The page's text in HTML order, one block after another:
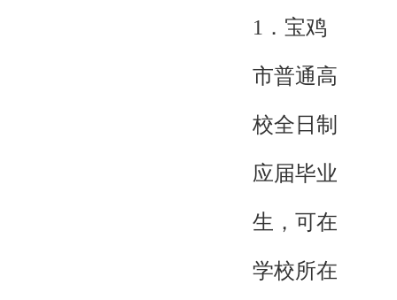
1．宝鸡
市普通高
校全日制
应届毕业
生，可在
学校所在